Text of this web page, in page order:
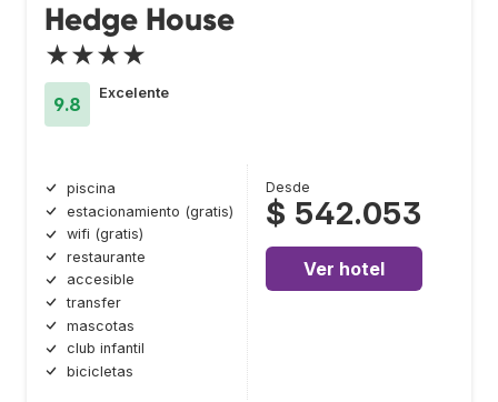
Hedge House
★★★★
9.8
Excelente
piscina
estacionamiento (gratis)
wifi (gratis)
restaurante
accesible
transfer
mascotas
club infantil
bicicletas
Desde
$ 542.053
Ver hotel